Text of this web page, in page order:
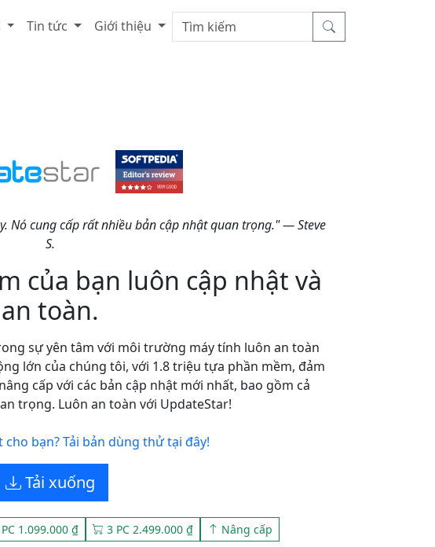
Tin tức Giới thiệu
Nó cung cấp rất nhiều bản cập nhật quan trọng." — Steve
S.
của bạn luôn cập nhật và
an toàn.
sự yên tâm với môi trường máy tính luôn an toàn
lớn của chúng tôi, với 1.8 triệu tựa phần mềm, đảm
cấp với các bản cập nhật mới nhất, bao gồm cả
trọng. Luôn an toàn với UpdateStar!
cho bạn? Tải bản dùng thử tại đây!
Tải xuống
1.099.000 ₫ 3 PC 2.499.000 ₫ Nâng cấp